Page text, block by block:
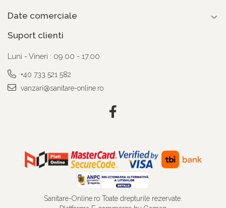
Date comerciale
Suport clienti
Luni - Vineri : 09.00 - 17.00
+40 733 521 582
vanzari@sanitare-online.ro
Sanitare-Online.ro Toate drepturile rezervate.